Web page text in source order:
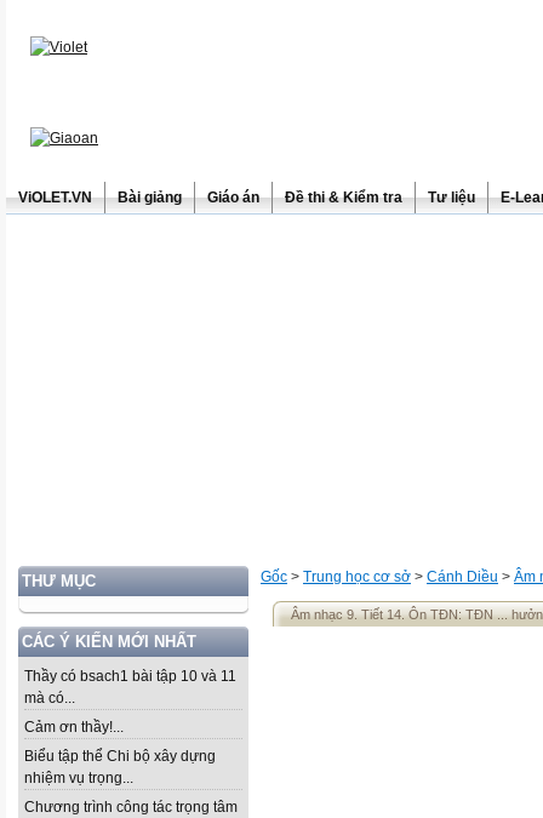
ViOLET.VN Bài giảng Giáo án Đề thi & Kiểm tra Tư liệu E-
THƯ MỤC
CÁC Ý KIẾN MỚI NHẤT
Thầy có bsach1 bài tập 10 và 11
mà có...
Cảm ơn thầy!...
Biểu tập thể Chi bộ xây dựng
nhiệm vụ trọng...
Chương trình công tác trọng tâm
Gốc > Trung học cơ sở > Cánh Diều > Âm
Âm nhạc 9. Tiết 14. Ôn TĐN: TĐN ...